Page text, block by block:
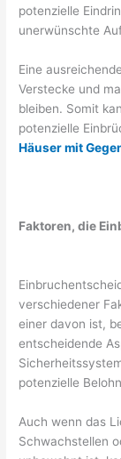
potenzielle
unerwünschte
Eine
Verstecke und
bleiben. Somit
potenzielle
Häuser mit
Faktoren, die
verschiedener
einer davon ist,
entscheidende
potenzielle
Auch wenn das
Schwachstellen